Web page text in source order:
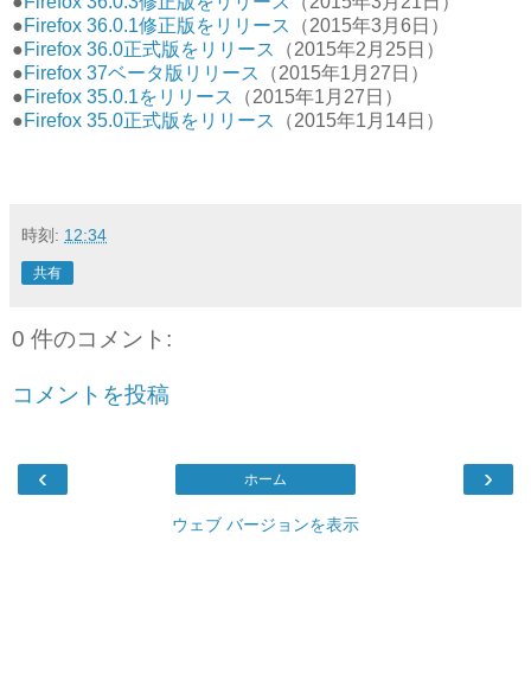
●Firefox 36.0.1修正版をリリース
（2015年3月6日）
●Firefox 36.0正式版をリリース
（2015年2月25日）
●Firefox 37ベータ版リリース
（2015年1月27日）
●Firefox 35.0.1をリリース
（2015年1月27日）
●Firefox 35.0正式版をリリース （2015年1月14日）
時刻: 12:34
共有
0 件のコメント:
コメントを投稿
‹ ›
ホーム
ウェブ バージョンを表示